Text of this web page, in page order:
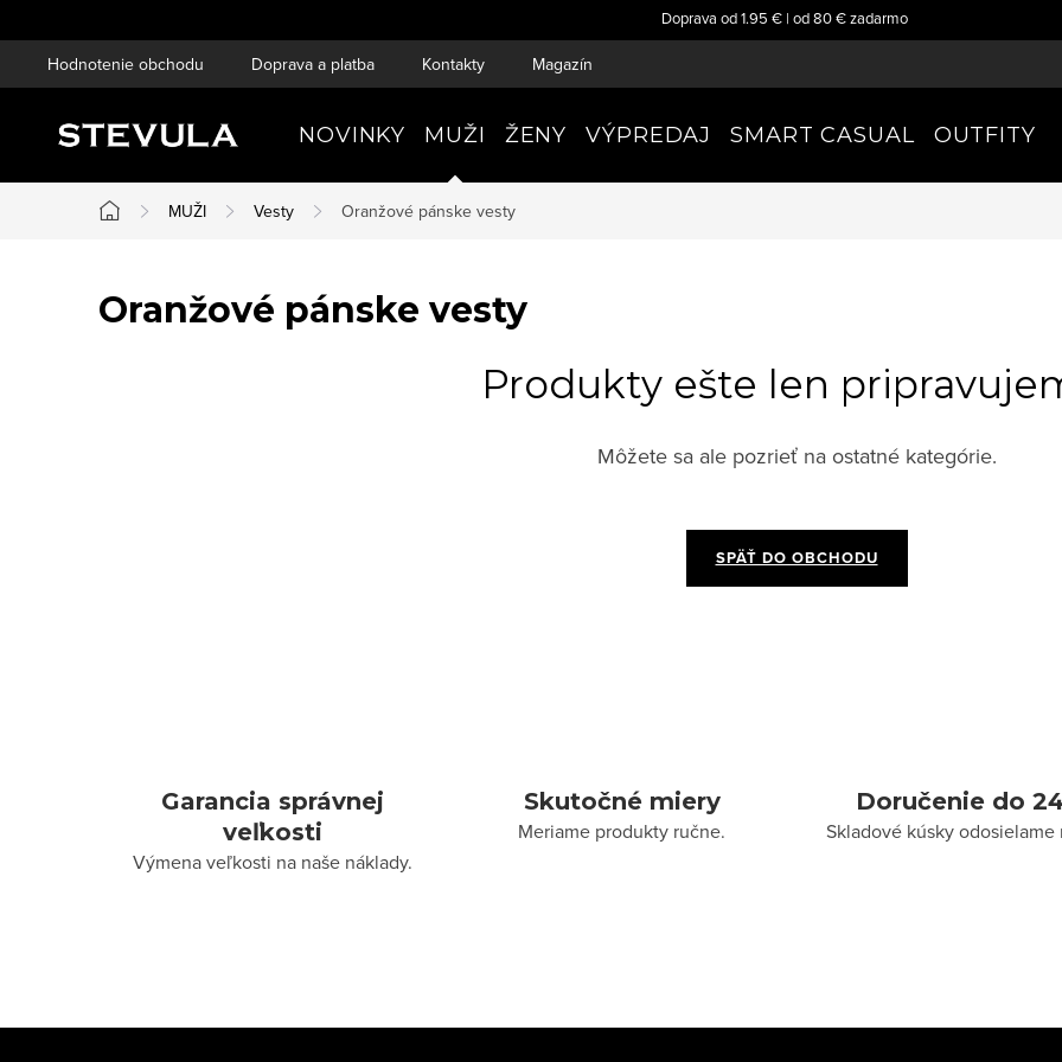
na
Doprava od 1.95 € | od 80 € zadarmo
Hodnotenie obchodu Doprava a platba Kontakty Magazín
NOVINKY MUŽI ŽENY VÝPREDAJ SMART CASUAL OUTFITY
Domov
MUŽI Vesty Oranžové pánske vesty
Oranžové pánske vesty
Produkty ešte len
Môžete sa ale pozrieť na ostatné kategórie.
SPÄŤ DO OBCHODU
Garancia správnej
veľkosti
Výmena veľkosti na naše náklady.
Skutočné miery
Meriame produkty ručne.
Doručenie do
Skladové kúsky odosielame